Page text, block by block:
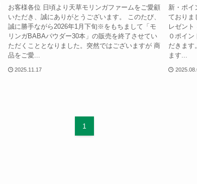
お客様各位 日頃より天草モリンガファームをご愛顧
いただき、誠にありがとうございます。 このたび、
誠に勝手ながら2026年1月下旬※をもちまして「モ
リンガBABAパウダー30本」の販売を終了させてい
ただくこととなりました。突然ではございますが 商
品をご愛...
2025.11.17
新・ポイ
ておりま
レゼン
０ポイ
だきます
ます...
1